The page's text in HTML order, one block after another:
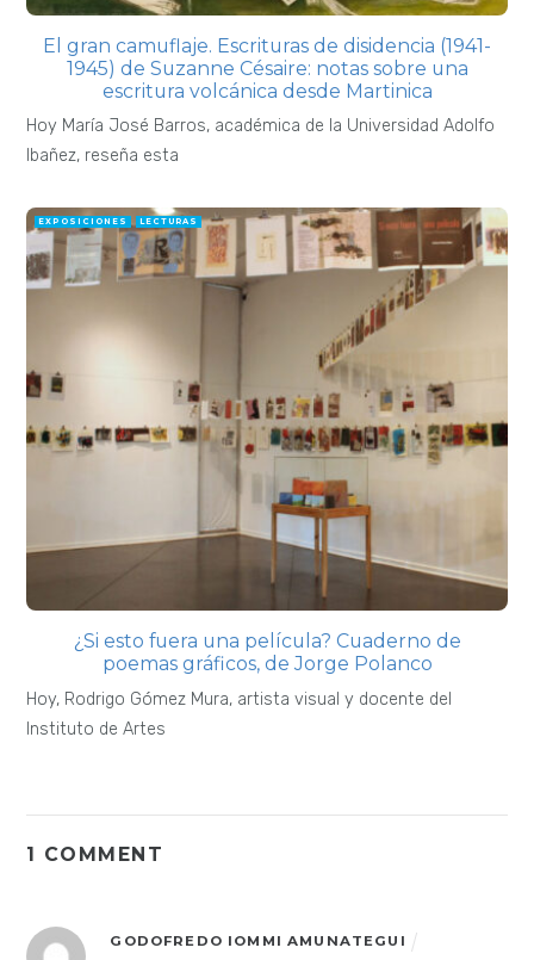
El gran camuflaje. Escrituras de disidencia (1941-
1945) de Suzanne Césaire: notas sobre una
escritura volcánica desde Martinica
Hoy María José Barros, académica de la Universidad Adolfo
Ibañez, reseña esta
EXPOSICIONES LECTURAS
¿Si esto fuera una película? Cuaderno de
poemas gráficos, de Jorge Polanco
Hoy, Rodrigo Gómez Mura, artista visual y docente del
Instituto de Artes
1 COMMENT
GODOFREDO IOMMI AMUNATEGUI